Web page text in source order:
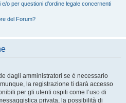
o per questioni d’ordine legale concernenti
del Forum?
dagli amministratori se è necessario
la registrazione ti darà accesso
per gli utenti ospiti come l’uso di
privata, la possibilità di